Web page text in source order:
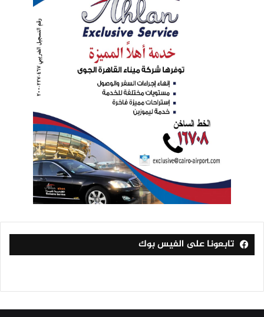
تابعونا على الفيس بوك